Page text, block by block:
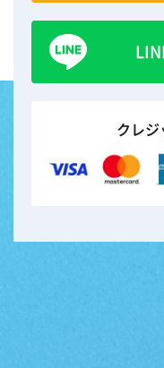
クレジ